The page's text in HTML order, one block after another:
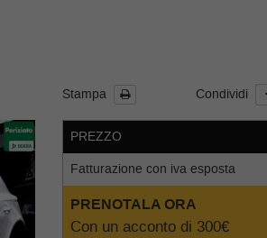
Stampa Condividi
PREZZO
Fatturazione con iva esposta
PRENOTALA ORA
Con un acconto di 300€